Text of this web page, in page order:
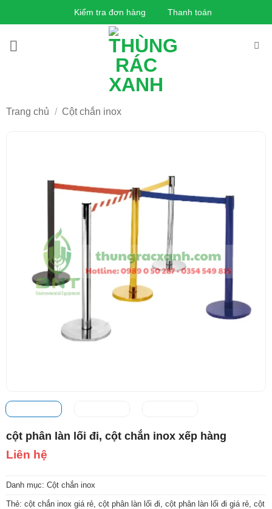
qua
dung
Kiểm tra đơn hàng Thanh toán
Trang chủ / Cột chắn inox
cột phân làn lối đi, cột chắn inox xếp hàng
Liên hệ
Danh mục: Cột chắn inox
Thẻ: cột chắn inox giá rẻ, cột phân làn lối đi cột phân làn lối đi giá rẻ, cột